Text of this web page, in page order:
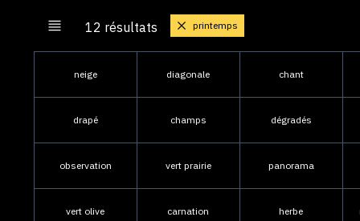
12 résultats printemps
neige diagonale chant
drapé champs dégradés
observation vert prairie panorama
vert olive carnation herbe